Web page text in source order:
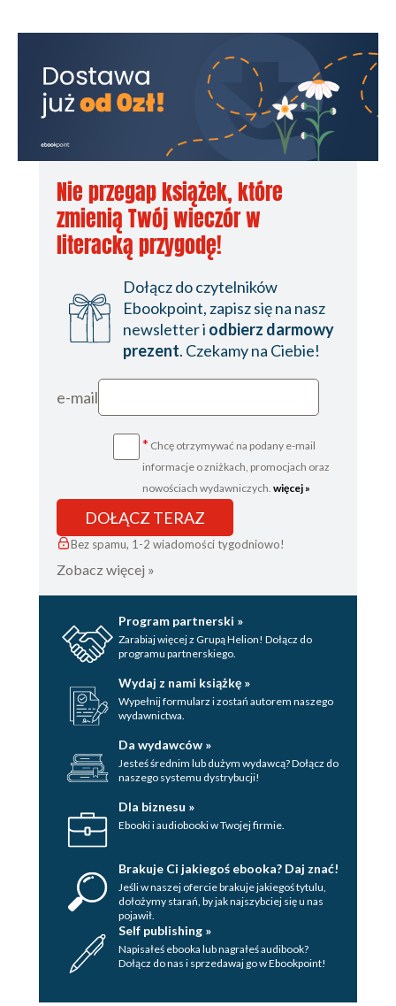
Nie przegap książek, które
zmienią Twój wieczór w
literacką przygodę!
Dołącz do czytelników
Ebookpoint, zapisz się na nasz
newsletter i odbierz darmowy
prezent. Czekamy na Ciebie!
e-mail
* Chcę otrzymywać na podany e-mail
informacje o zniżkach, promocjach oraz
nowościach wydawniczych. więcej »
DOŁĄCZ TERAZ
Bez spamu, 1-2 wiadomości tygodniowo!
Zobacz więcej »
Program partnerski »
Zarabiaj więcej z Grupą Helion! Dołącz do
programu partnerskiego.
Wydaj z nami książkę »
Wypełnij formularz i zostań autorem naszego
wydawnictwa.
Da wydawców »
Jesteś średnim lub dużym wydawcą? Dołącz do
naszego systemu dystrybucji!
Dla biznesu »
Ebooki i audiobooki w Twojej firmie.
Brakuje Ci jakiegoś ebooka? Daj znać!
Jeśli w naszej ofercie brakuje jakiegoś tytulu,
dołożymy starań, by jak najszybciej się u nas
pojawił.
Self publishing »
Napisałeś ebooka lub nagrałeś audibook?
Dołącz do nas i sprzedawaj go w Ebookpoint!